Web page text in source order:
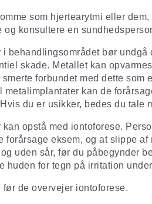
som hjertearytmi eller
konsultere en
behandlingsområdet bør
skade. Metallet kan
forbundet med dette
kan de
du er usikker, bedes du
opstå med iontoforese.
eksem, og at slippe
uden sår, før du påbegynder
for tegn på irritation
de overvejer iontoforese.